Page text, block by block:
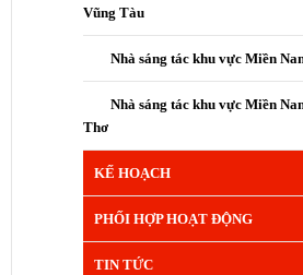
Vũng Tàu
Nhà sáng tác khu vực Miền
Nhà sáng tác khu vực Miền
Thơ
KẾ HOẠCH
PHỐI HỢP HOẠT ĐỘNG
TIN TỨC